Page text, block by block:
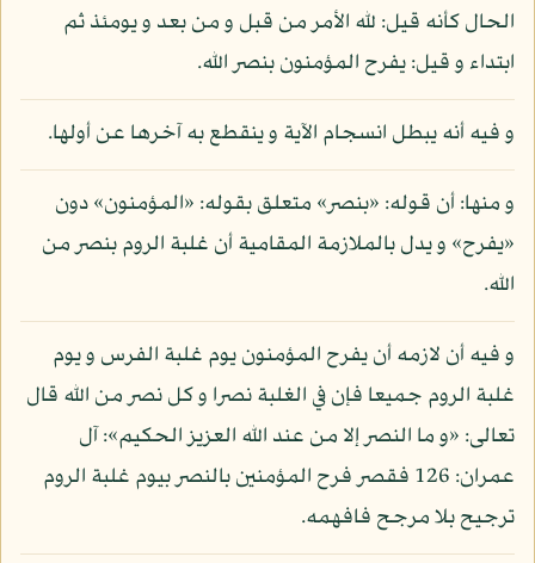
الحال كأنه قيل: لله الأمر من قبل و من بعد و يومئذ ثم
ابتداء و قيل: يفرح المؤمنون بنصر الله.
و فيه أنه يبطل انسجام الآية و ينقطع به آخرها عن أولها.
و منها: أن قوله: «بنصر» متعلق بقوله: «المؤمنون» دون
«يفرح» و يدل بالملازمة المقامية أن غلبة الروم بنصر من
الله.
و فيه أن لازمه أن يفرح المؤمنون يوم غلبة الفرس و يوم
غلبة الروم جميعا فإن في الغلبة نصرا و كل نصر من الله قال
تعالى: «و ما النصر إلا من عند الله العزيز الحكيم»: آل
عمران: 126 فقصر فرح المؤمنين بالنصر بيوم غلبة الروم
ترجيح بلا مرجح فافهمه.